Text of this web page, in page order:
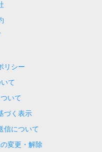
リシー
て
いて
づく表示
信について
変更・解除